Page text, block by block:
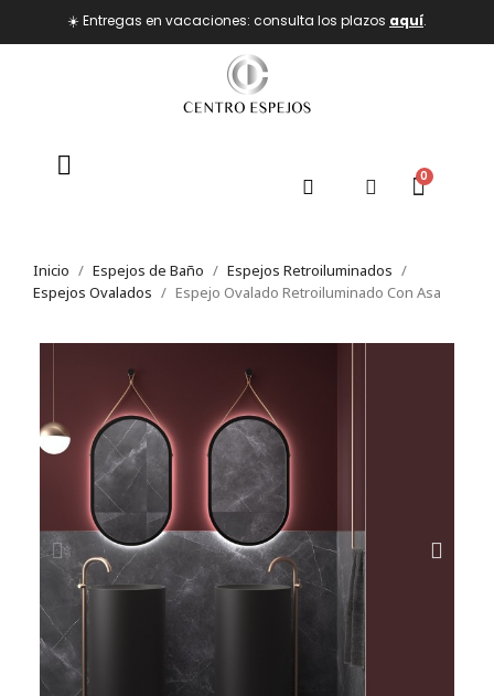
☀️ Entregas en vacaciones: consulta los plazos aquí.
Inicio Espejos de Baño
Espejos Retroiluminados
Espejos Ovalados
Espejo Ovalado Retroiluminado Con Asa